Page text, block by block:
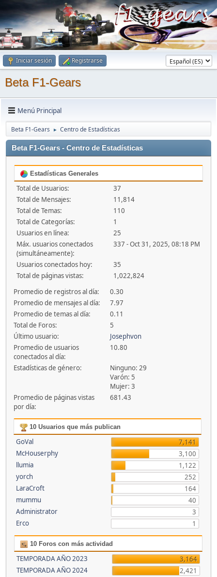
Iniciar sesión Registrarse
Beta F1-Gears
Menú Principal
Beta F1-Gears ► Centro de Estadísticas
Beta F1-Gears - Centro de Estadísticas
Estadísticas Generales
Total de Usuarios:
37
Total de Mensajes:
11,814
Total de Temas:
110
Total de Categorías:
1
Usuarios en línea:
25
Máx. usuarios conectados
(simultáneamente):
337 - Oct 31, 2025, 08:18 PM
Usuarios conectados hoy:
35
Total de páginas vistas:
1,022,824
Promedio de registros al día:
0.30
Promedio de mensajes al día:
7.97
Promedio de temas al día:
0.11
Total de Foros:
5
Último usuario:
Josephvon
Promedio de usuarios
conectados al día:
10.80
Estadísticas de género:
Ninguno: 29
Varón: 5
Mujer: 3
Promedio de páginas vistas
por día:
681.43
10 Usuarios que más publican
GoVal
7,141
McHouserphy
3,100
llumia
1,122
yorch
252
LaraCroft
164
mummu
40
Administrator
3
Erco
1
10 Foros con más actividad
TEMPORADA AÑO 2023
3,164
TEMPORADA AÑO 2024
2,421